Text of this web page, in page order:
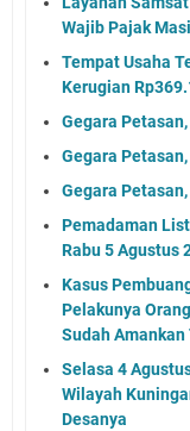
Wajib Pajak
Tempat Usaha
Kerugian
Gegara
Gegara
Gegara
Pemadaman
Rabu 5 Agustus
Kasus
Pelakunya
Sudah Amankan
Selasa 4
Wilayah
Desanya